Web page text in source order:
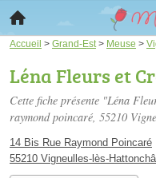
Accueil > Grand-Est > Meuse >
Léna Fleurs et
Cette fiche présente "Léna
raymond poincaré, 55210
14 Bis Rue Raymond Poincaré
55210 Vigneulles-lès-